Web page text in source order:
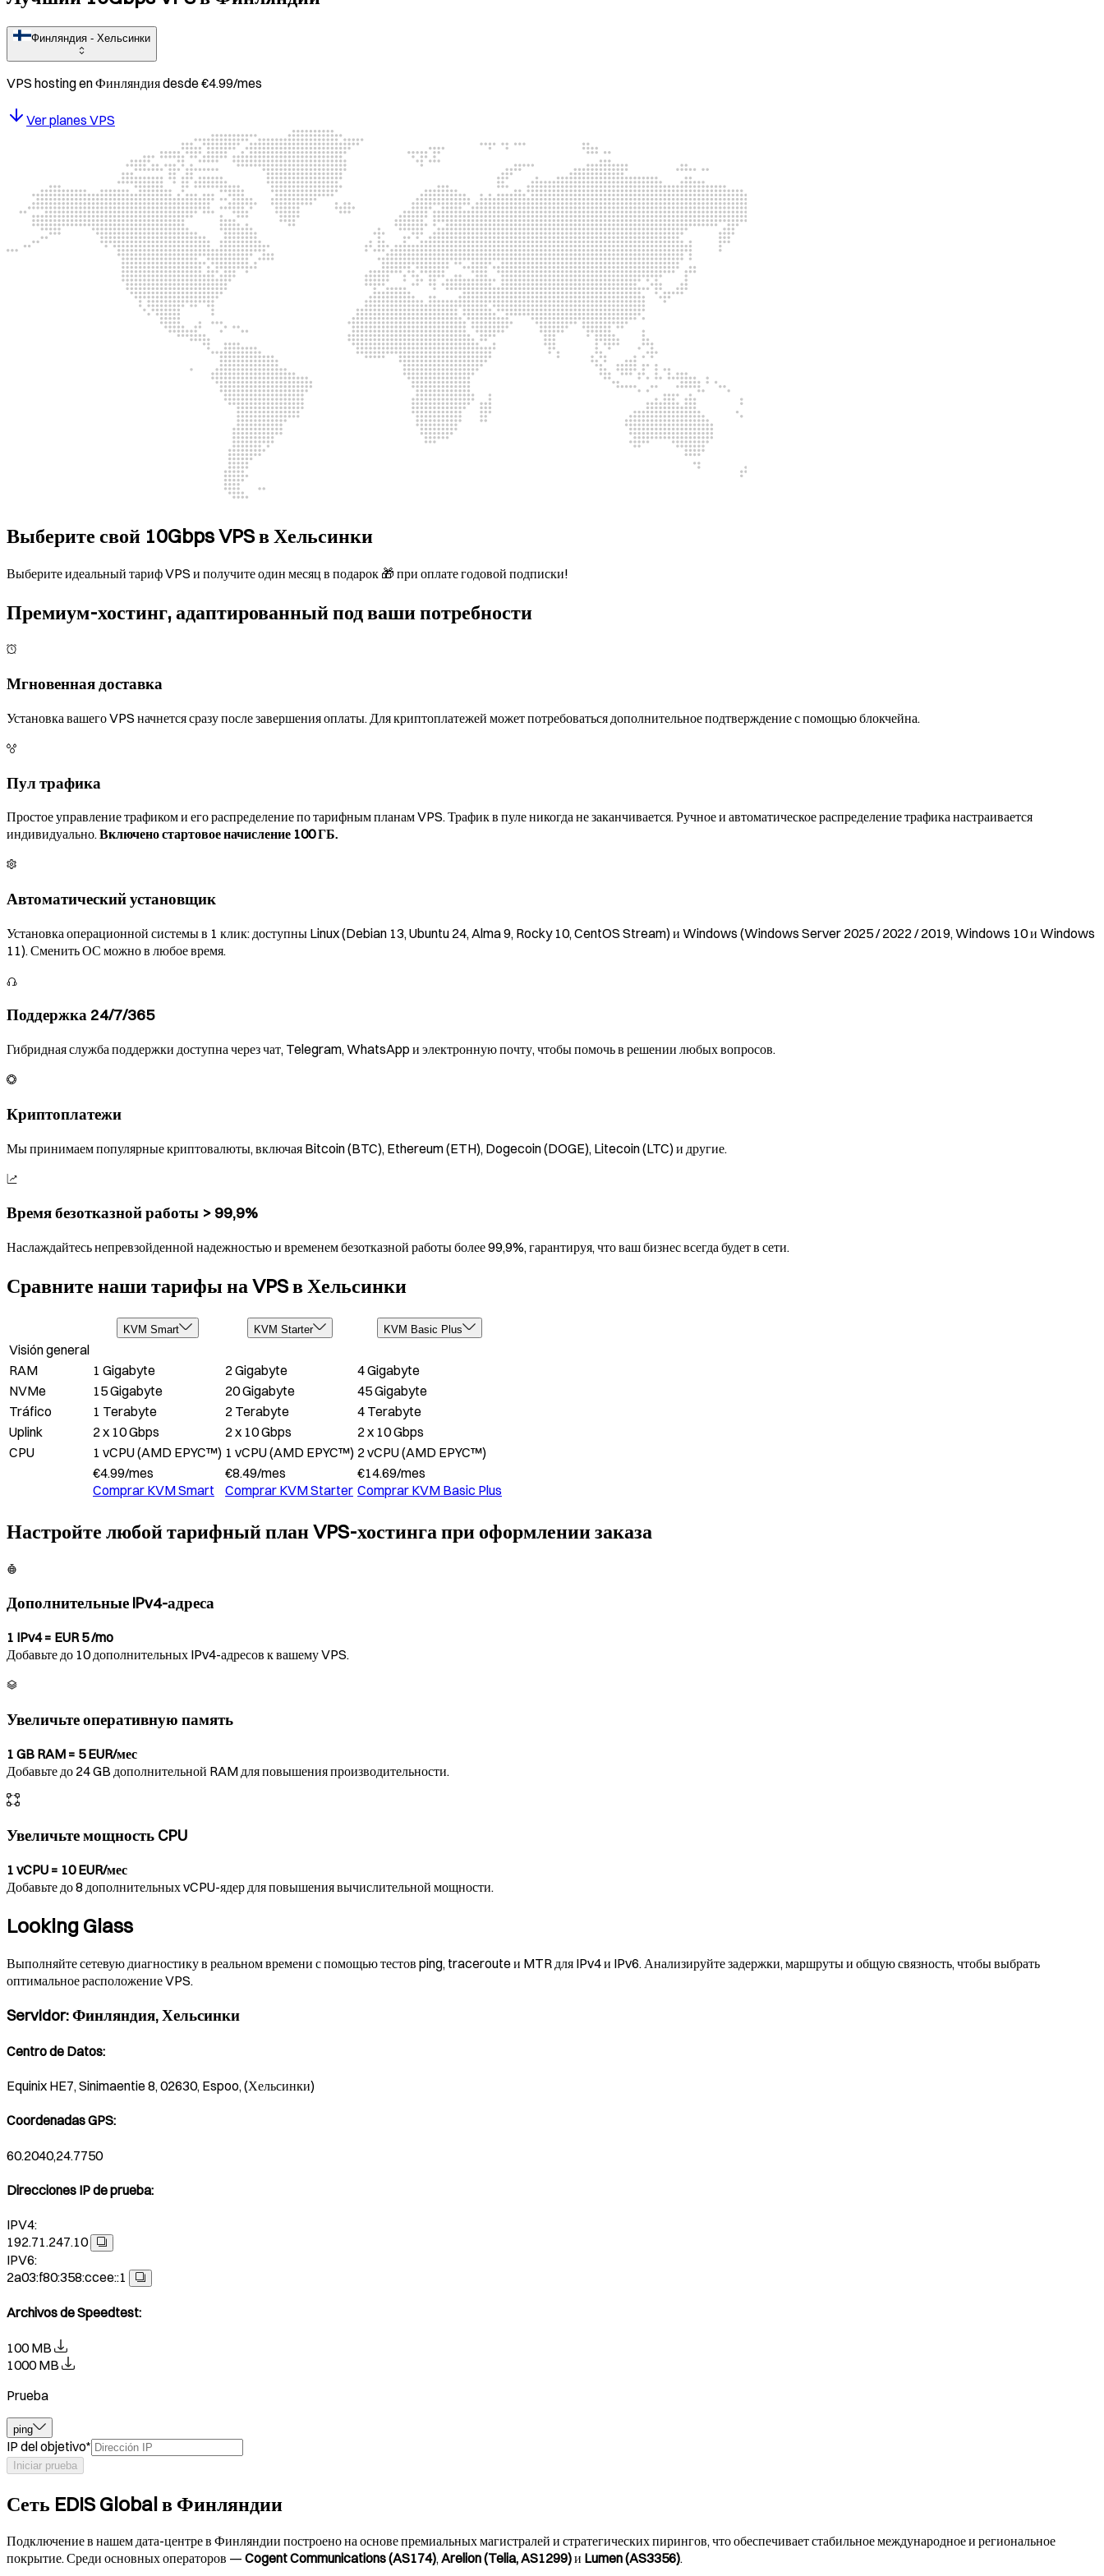
Финляндия - Хельсинки
VPS hosting enФинляндияdesde€4.99/mes
Ver planes VPS
Выберите свой 10Gbps VPS в Хельсинки
Выберите идеальный тариф VPS и получите один месяц в подарок 🎁 при оплате годовой подписки!
Премиум-хостинг, адаптированный под ваши потребности
Мгновенная доставка
Установка вашего VPS начнется сразу после завершения оплаты. Для криптоплатежей может потребоваться дополнительное подтверждение с помощью блокчейна.
Пул трафика
Простое управление трафиком и его распределение по тарифным планам VPS. Трафик в пуле никогда не заканчивается. Ручное и автоматическое распределение трафика настраивается
индивидуально.Включено стартовое начисление 100 ГБ.
Автоматический установщик
Установка операционной системы в 1 клик: доступны Linux (Debian 13, Ubuntu 24, Alma 9, Rocky 10, CentOS Stream) и Windows (Windows Server 2025 / 2022 / 2019, Windows 10 и Windows
11). Сменить ОС можно в любое время.
Поддержка 24/7/365
Гибридная служба поддержки доступна через чат, Telegram, WhatsApp и электронную почту, чтобы помочь в решении любых вопросов.
Криптоплатежи
Мы принимаем популярные криптовалюты, включая Bitcoin (BTC), Ethereum (ETH), Dogecoin (DOGE), Litecoin (LTC) и другие.
Время безотказной работы > 99,9%
Наслаждайтесь непревзойденной надежностью и временем безотказной работы более 99,9%, гарантируя, что ваш бизнес всегда будет в сети.
Сравните наши тарифы на VPS в Хельсинки
KVM Smart KVM Starter KVM Basic Plus
Visión general
RAM
1 Gigabyte 2 Gigabyte
4 Gigabyte
NVMe
15 Gigabyte 20 Gigabyte
45 Gigabyte
Tráfico
1 Terabyte 2 Terabyte
4 Terabyte
Uplink
2 x 10 Gbps 2 x 10 Gbps
2 x 10 Gbps
CPU
1 vCPU (AMD EPYC™) 1 vCPU (AMD EPYC™) 2 vCPU (AMD EPYC™)
€4.99/mes
Comprar KVM Smart
€8.49/mes
Comprar KVM Starter
€14.69/mes
Comprar KVM Basic Plus
Настройте любой тарифный план VPS-хостинга при оформлении заказа
Дополнительные IPv4-адреса
1 IPv4 = EUR 5 /mo
Добавьте до 10 дополнительных IPv4-адресов к вашему VPS.
Увеличьте оперативную память
1 GB RAM = 5 EUR/мес
Добавьте до 24 GB дополнительной RAM для повышения производительности.
Увеличьте мощность CPU
1 vCPU = 10 EUR/мес
Добавьте до 8 дополнительных vCPU-ядер для повышения вычислительной мощности.
Looking Glass
Выполняйте сетевую диагностику в реальном времени с помощью тестов ping, traceroute и MTR для IPv4 и IPv6. Анализируйте задержки, маршруты и общую связность, чтобы выбрать
оптимальное расположение VPS.
Servidor:Финляндия, Хельсинки
Centro de Datos:
Equinix HE7, Sinimaentie 8, 02630, Espoo, (Хельсинки)
Coordenadas GPS:
60.2040,24.7750
Direcciones IP de prueba:
IPV4:
192.71.247.10
IPV6:
2a03:f80:358:ccee::1
Archivos de Speedtest:
100 MB
1000 MB
Prueba
ping
IP del objetivo*
Iniciar prueba
Сеть EDIS Global в Финляндии
Подключение в нашем дата-центре в Финляндии построено на основе премиальных магистралей и стратегических пирингов, что обеспечивает стабильное международное и региональное
покрытие. Среди основных операторов — Cogent Communications (AS174),Arelion (Telia, AS1299)и Lumen (AS3356).